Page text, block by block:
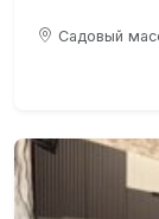
Садовый